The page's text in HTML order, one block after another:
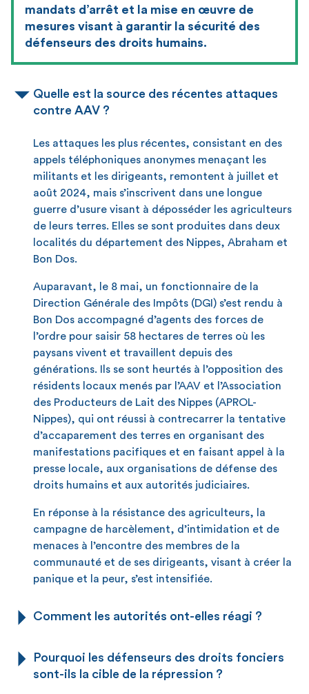
mandats d’arrêt et la mise en œuvre de
mesures visant à garantir la sécurité des
défenseurs des droits humains.
Quelle est la source des récentes attaques
contre AAV ?
Les attaques les plus récentes, consistant en des
appels téléphoniques anonymes menaçant les
militants et les dirigeants, remontent à juillet et
août 2024, mais s’inscrivent dans une longue
guerre d’usure visant à déposséder les agriculteurs
de leurs terres. Elles se sont produites dans deux
localités du département des Nippes, Abraham et
Bon Dos.
Auparavant, le 8 mai, un fonctionnaire de la
Direction Générale des Impôts (DGI) s’est rendu à
Bon Dos accompagné d’agents des forces de
l’ordre pour saisir 58 hectares de terres où les
paysans vivent et travaillent depuis des
générations. Ils se sont heurtés à l’opposition des
résidents locaux menés par l’AAV et l’Association
des Producteurs de Lait des Nippes (APROL-
Nippes), qui ont réussi à contrecarrer la tentative
d’accaparement des terres en organisant des
manifestations pacifiques et en faisant appel à la
presse locale, aux organisations de défense des
droits humains et aux autorités judiciaires.
En réponse à la résistance des agriculteurs, la
campagne de harcèlement, d’intimidation et de
menaces à l’encontre des membres de la
communauté et de ses dirigeants, visant à créer la
panique et la peur, s’est intensifiée.
Comment les autorités ont-elles réagi ?
Pourquoi les défenseurs des droits fonciers
sont-ils la cible de la répression ?